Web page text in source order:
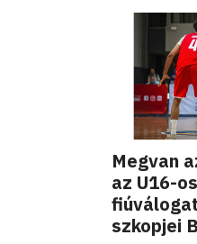
Megvan
az U16-os
szkopjei